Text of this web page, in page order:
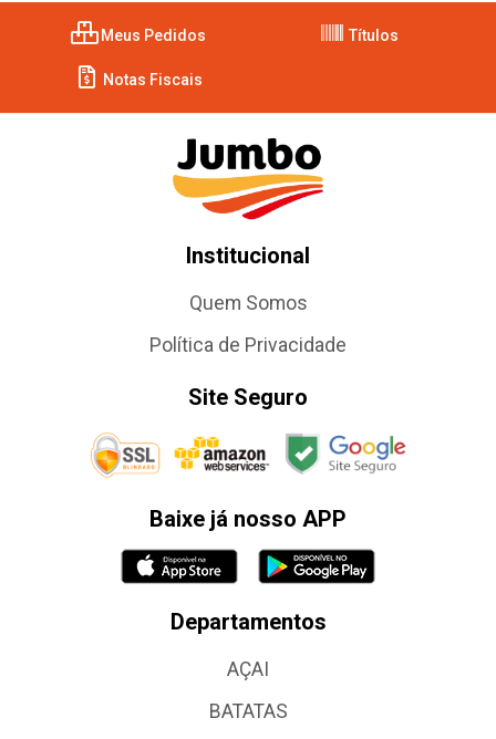
Meus Pedidos Títulos
Notas Fiscais
Institucional
Quem Somos
Política de Privacidade
Site Seguro
Baixe já nosso APP
Departamentos
AÇAI
BATATAS